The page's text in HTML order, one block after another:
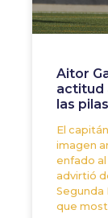
Aitor
actitud
las
El
imagen
enfado
advirtió
Segunda
que